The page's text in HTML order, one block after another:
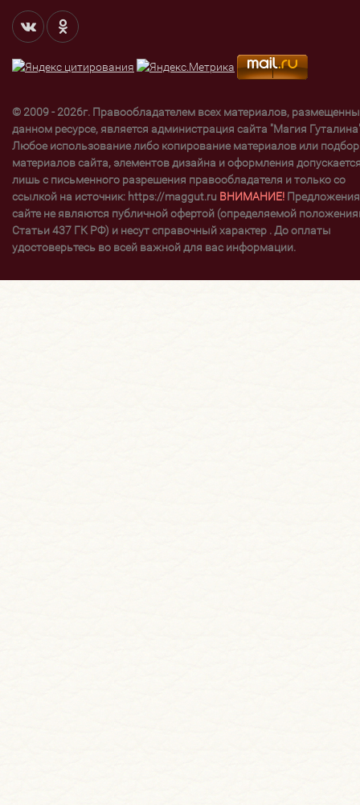
© 2009 - 2026г. Правообладателем всех материалов,
данном ресурсе, является администрация сайта "Магия
Любое использование либо копирование материалов или
материалов сайта, элементов дизайна и оформления
лишь с письменного разрешения правообладателя и только со
ссылкой на источник: https://maggut.ru ВНИМАНИЕ!
сайте не являются публичной офертой (определяемой
Статьи 437 ГК РФ) и несут справочный характер . До оплаты
удостоверьтесь во всей важной для вас информации.